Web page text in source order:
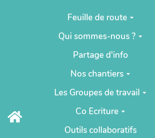
Aller au contenu principal
Feuille de route
Qui sommes-nous ?
Partage d'info
Nos chantiers
Les Groupes de travail
Co Ecriture
Outils collaboratifs